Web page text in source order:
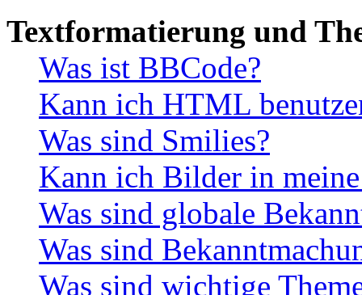
Textformatierung und
Was ist BBCode?
Kann ich HTML
Was sind Smilies?
Kann ich Bilder in
Was sind globale
Was sind
Was sind wichtige